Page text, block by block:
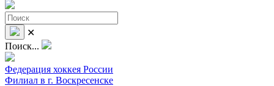
✕
Поиск...
Федерация хоккея России
Филиал в г. Воскресенске